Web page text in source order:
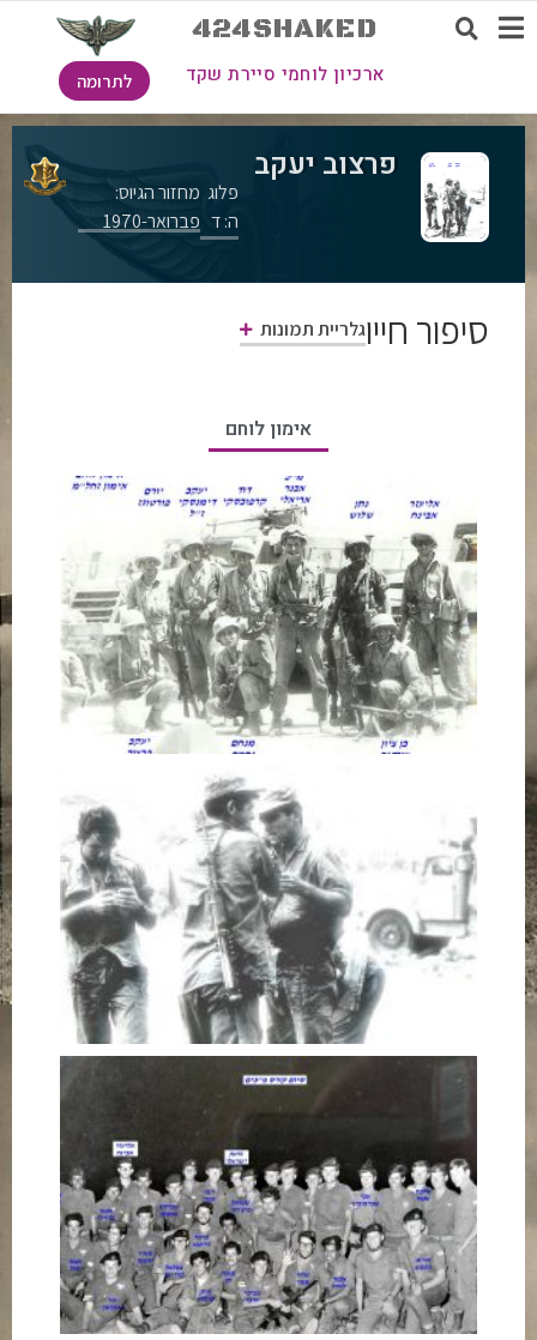
424SHAKED
ארכיון לוחמי סיירת שקד לתרומה
פרצוב יעקב
פלוג
ה: ד
מחזור הגיוס:
פברואר-1970
סיפור חייוגלריית תמונות
אימון לוחם